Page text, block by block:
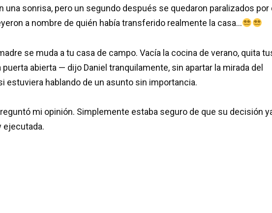
una sonrisa, pero un segundo después se quedaron paralizados por
a nombre de quién había transferido realmente la casa…
se muda a tu casa de campo. Vacía la cocina de verano, quita
abierta — dijo Daniel tranquilamente, sin apartar la mirada del
estuviera hablando de un asunto sin importancia.
mi opinión. Simplemente estaba seguro de que su decisión
ejecutada.